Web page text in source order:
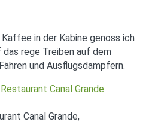
in der Kabine genoss ich
rege Treiben auf dem
und Ausflugsdampfern.
Canal Grande,